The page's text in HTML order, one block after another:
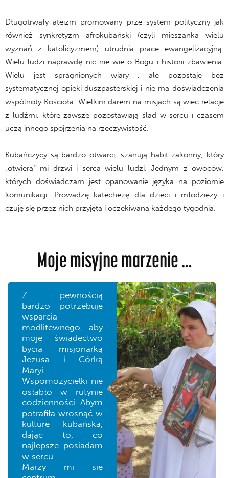
Długotrwały ateizm promowany prze system polityczny jak
również synkretyzm afrokubański (czyli mieszanka wielu
wyznań z katolicyzmem) utrudnia prace ewangelizacyjną.
Wielu ludzi naprawdę nic nie wie o Bogu i historii zbawienia.
Wielu jest spragnionych wiary , ale pozostaje bez
systematycznej opieki duszpasterskiej i nie ma doświadczenia
wspólnoty Kościoła. Wielkim darem na misjach są wiec relacje
z ludźmi, które zawsze pozostawiają ślad w sercu i czasem
uczą innego spojrzenia na rzeczywistość.
Kubańczycy są bardzo otwarci, szanują habit zakonny, który
„otwiera” mi drzwi i serca wielu ludzi. Jednym z owoców,
których doświadczam jest opanowanie języka na poziomie
komunikacji. Prowadzę katechezę dla dzieci i młodzieży i
czuję się przez nich przyjęta i oczekiwana każdego tygodnia.
Moje misyjne marzenie …
Z pewnością
bardzo potrzebuję
wsparcia
modlitewnego, aby
moje świadectwo
bycia misjonarką
Jezusa i Córką
Maryi
Wspomożycielki nie
osłabło w rutynie
codzienności. Abym
potrafiła wrosnąć w
kulturę kubańska,
dając to, co
najlepsze posiadam
w sercu.
Marzy mi się